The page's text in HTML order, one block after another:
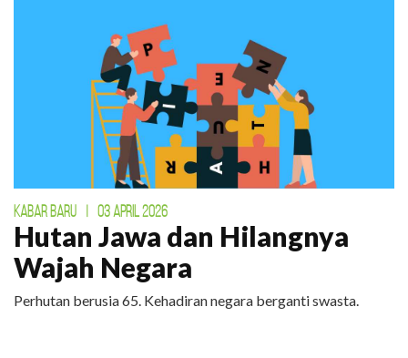
KABAR BARU 03 APRIL 2026
Hutan Jawa dan Hilangnya
Wajah Negara
Perhutan berusia 65. Kehadiran negara berganti swasta.